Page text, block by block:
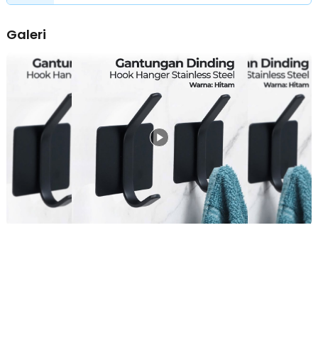
Pemasangan gantungan ini sangat mudah, cukup tempelkan
Anda tak lagi membutuhkan peralatan khusus dan merusak dinding
rumah.
Kelengkapan Produk
Rincian yang Anda dapatkan untuk pembelian produk ini:
1 x TaffHOME Gantungan Dinding Hook Hanger Stainless Steel -
1 x Perekat Adhesive (Sudah Terpasang)
Galeri